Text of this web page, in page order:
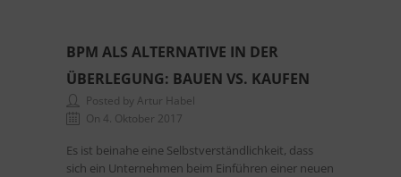
BPM ALS ALTERNATIVE IN DER
ÜBERLEGUNG: BAUEN VS. KAUFEN
Posted by Artur Habel
On 4. Oktober 2017
Es ist beinahe eine Selbstverständlichkeit, dass
sich ein Unternehmen beim Einführen einer neuen